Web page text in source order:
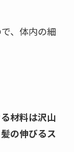
、体内の細
材料は沢山
の伸びるス